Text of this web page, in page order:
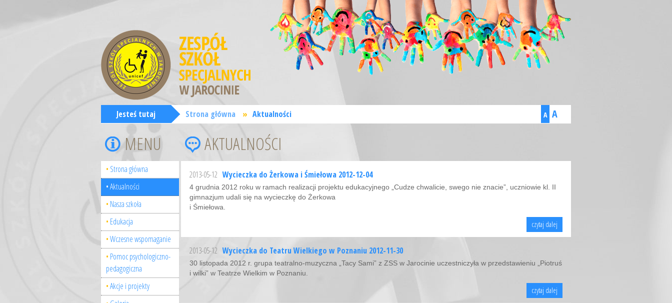
Jesteś tutaj Strona główna » Aktualności A A
MENU
Strona główna
Aktualności
Nasza szkoła
Edukacja
Wczesne wspomaganie
Pomoc psychologiczno-
pedagogiczna
Akcje i projekty
AKTUALNOŚCI
2013-05-12 Wycieczka do Żerkowa i Śmiełowa 2012-12-04
4 grudnia 2012 roku w ramach realizacji projektu edukacyjnego „Cudze chwalicie, swego nie znacie”, uczniowie kl. II
gimnazjum udali się na wycieczkę do Żerkowa
i Śmiełowa.
czytaj dalej
2013-05-12 Wycieczka do Teatru Wielkiego w Poznaniu 2012-11-30
30 listopada 2012 r. grupa teatralno-muzyczna „Tacy Sami” z ZSS w Jarocinie uczestniczyła w przedstawieniu „Piotruś
i wilki” w Teatrze Wielkim w Poznaniu.
czytaj dalej